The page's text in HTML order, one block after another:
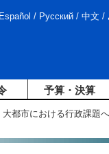
Español / Русский / 中文 /
予算・決算
大都市における行政課題